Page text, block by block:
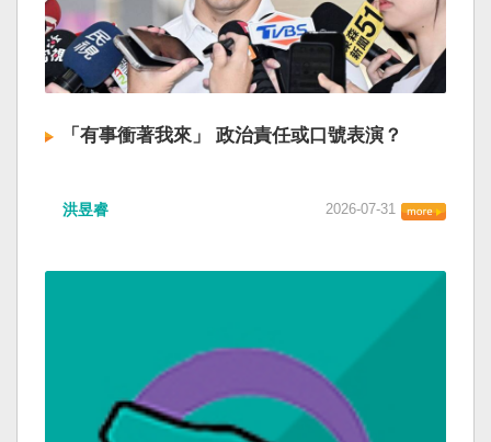
「有事衝著我來」 政治責任或口號表演？
洪昱睿 2026-07-31